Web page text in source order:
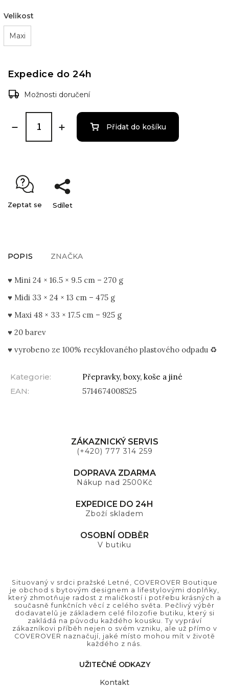
Velikost
Maxi
Expedice do 24h
Možnosti doručení
Přidat do košíku
Zeptat se Sdílet
POPIS ZNAČKA
♥ Mini 24 × 16.5 × 9.5 cm – 270 g
♥ Midi 33 × 24 × 13 cm – 475 g
♥ Maxi 48 × 33 × 17.5 cm – 925 g
♥ 20 barev
♥ vyrobeno ze 100% recyklovaného plastového odpadu ♻️
Kategorie:
Přepravky, boxy, koše a jiné
EAN: 5714674008525
ZÁKAZNICKÝ SERVIS
(+420) 777 314 259
DOPRAVA ZDARMA
Nákup nad 2500Kč
EXPEDICE DO 24H
Zboží skladem
OSOBNÍ ODBĚR
V butiku
Situovaný v srdci pražské Letné, COVEROVER Boutique
je obchod s bytovým designem a lifestylovými doplňky,
který zhmotňuje radost z maličkostí i potřebu krásných a
současně funkčních věcí z celého světa. Pečlivý výběr
dodavatelů je základem celé filozofie butiku, který si
zakládá na původu každého kousku. Ty vypráví
zákazníkovi příběh nejen o svém vzniku, ale už přímo v
COVEROVER naznačují, jaké místo mohou mít v životě
každého z nás.
UŽITEČNÉ ODKAZY
Kontakt